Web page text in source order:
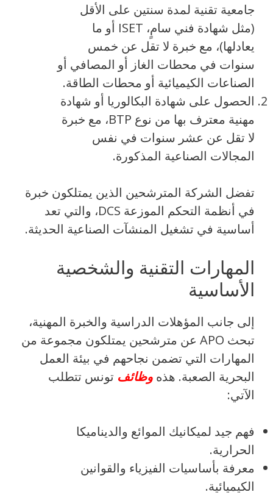
جامعية تقنية لمدة سنتين على الأقل
(مثل شهادة فني سامٍ، ISET أو ما
يعادلها)، مع خبرة لا تقل عن خمس
سنوات في محطات الغاز أو المصافي أو
الصناعات الكيميائية أو محطات الطاقة.
الحصول على شهادة البكالوريا أو شهادة
مهنية معترف بها من نوع BTP، مع خبرة
لا تقل عن عشر سنوات في نفس
المجالات الصناعية المذكورة.
تفضل الشركة المترشحين الذين يمتلكون خبرة
في أنظمة التحكم الموزعة DCS، والتي تعد
أساسية في تشغيل المنشآت الصناعية الحديثة.
المهارات التقنية والشخصية
الأساسية
إلى جانب المؤهلات الدراسية والخبرة المهنية،
تبحث APO عن مترشحين يمتلكون مجموعة من
المهارات التي تضمن نجاحهم في بيئة العمل
البحرية الصعبة. هذه وظائف تونس تتطلب
الآتي:
فهم جيد لميكانيك الموائع والديناميكا
الحرارية.
معرفة بأساسيات الفيزياء والقوانين
الكيميائية.